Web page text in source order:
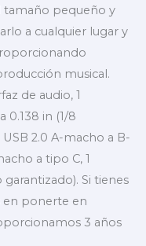
tamaño pequeño y
a cualquier lugar y
musical.
de audio, 1
0.138 in (1/8
2.0 A-macho a B-
a tipo C, 1
Si tienes
en ponerte en
3 años